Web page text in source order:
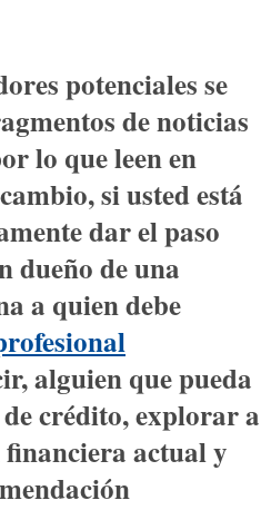
potenciales se
de noticias
lo que leen en
si usted está
dar el paso
dueño de una
a quien debe
alguien que pueda
crédito, explorar a
actual y